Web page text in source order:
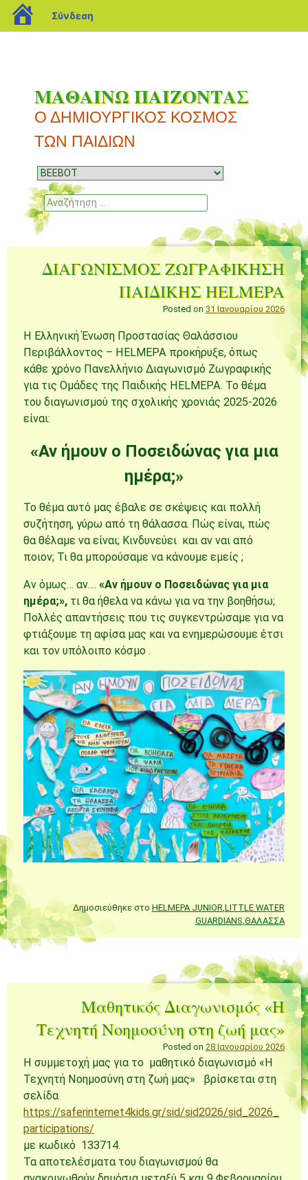
ΜΑΘΑΙΝΩ ΠΑΙΖΟΝΤΑΣ
Ο ΔΗΜΙΟΥΡΓΙΚΟΣ ΚΟΣΜΟΣ
ΤΩΝ ΠΑΙΔΙΩΝ
Μενού
Μετάβαση
σε
περιεχόμενο
Αναζήτηση
ΔΙΑΓΩΝΙΣΜΟΣ ΖΩΓΡΑΦΙΚΗΣΗ
ΠΑΙΔΙΚΗΣ HELMEPA
Posted on 31 Ιανουαρίου 2026
H Ελληνική Ένωση Προστασίας Θαλάσσιου
Περιβάλλοντος – HELMEPA προκήρυξε, όπως
κάθε χρόνο Πανελλήνιο Διαγωνισμό Ζωγραφικής
για τις Ομάδες της Παιδικής HELMEPA. Το θέμα
του διαγωνισμού της σχολικής χρονιάς 2025-2026
είναι:
«Αν ήμουν ο Ποσειδώνας για μια
ημέρα;»
Το θέμα αυτό μας έβαλε σε σκέψεις και πολλή
συζήτηση, γύρω από τη θάλασσα. Πώς είναι, πώς
θα θέλαμε να είναι; Κινδυνεύει και αν ναι από
ποιον; Τι θα μπορούσαμε να κάνουμε εμείς ;
Αν όμως… αν….«Αν ήμουν ο Ποσειδώνας για μια
ημέρα;», τι θα ήθελα να κάνω για να την βοηθήσω;
Πολλές απαντήσεις που τις συγκεντρώσαμε για να
φτιάξουμε τη αφίσα μας και να ενημερώσουμε έτσι
και τον υπόλοιπο κόσμο .
Δημοσιεύθηκε στο HELMEPA JUNIOR,LITTLE WATER
GUARDIANS,ΘΑΛΑΣΣΑ
Μαθητικός Διαγωνισμός «Η
Τεχνητή Νοημοσύνη στη ζωή μας»
Posted on 28 Ιανουαρίου 2026
Η συμμετοχή μας για το μαθητικό διαγωνισμό «Η
Τεχνητή Νοημοσύνη στη ζωή μας» βρίσκεται στη
σελίδα
https://saferinternet4kids.gr/sid/sid2026/sid_2026_
participations/
με κωδικό 133714.
Τα αποτελέσματα του διαγωνισμού θα
blogs.sch.gr
Σύνδεση